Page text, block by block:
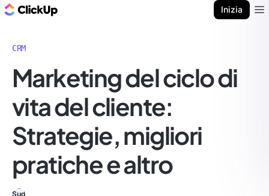
Inizia
CRM
Marketing del ciclo di
vita del cliente:
Strategie, migliori
pratiche e altro